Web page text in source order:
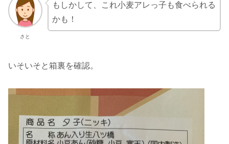
さと
もしかして、これ小麦アレっ子も食べられる
かも！
いそいそと箱裏を確認。